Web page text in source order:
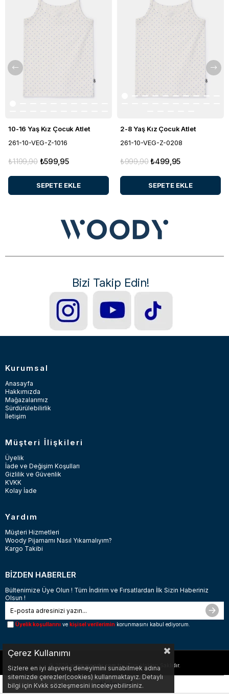
10-16 Yaş Kız Çocuk Atlet
261-10-VEG-Z-1016
₺599,95
₺1.199,90
SEPETE EKLE
2-8 Yaş Kız Çocuk Atlet
261-10-VEG-Z-0208
₺499,95
₺999,90
SEPETE EKLE
Bizi Takip Edin!
Kurumsal
Anasayfa
Hakkımızda
Mağazalarımız
Sürdürülebilirlik
İletişim
Müşteri İlişkileri
Üyelik
İade ve Değişim Koşulları
Gizlilik ve Güvenlik
KVKK
Kolay İade
Yardım
Müşteri Hizmetleri
Woody Pijamamı Nasıl Yıkamalıyım?
Kargo Takibi
BİZDEN HABERLER
Bültenimize Üye Olun ! Tüm İndirim ve Fırsatlardan İlk Sizin Haberiniz
Olsun !
Üyelik koşullarını ve kişisel verilerimin korunmasını kabul ediyorum.
© 2026 www.woody.com.tr - Tüm Hakları Saklıdır.
Çerez Kullanımı
Sizlere en iyi alışveriş deneyimini sunabilmek adına
sitemizde çerezler(cookies) kullanmaktayız. Detaylı
bilgi için Kvkk sözleşmesini inceleyebilirsiniz.